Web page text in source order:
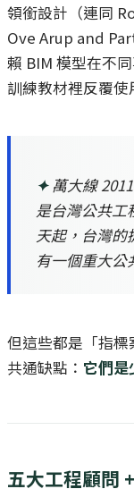
領銜設計（連同
Ove Arup and
賴 BIM 模型在不
訓練教材裡反覆
✦萬大線
是台灣公共工
天起，台灣的
有一個重大公
但這些都是「指
共通缺點： 它們是
五大工程顧問